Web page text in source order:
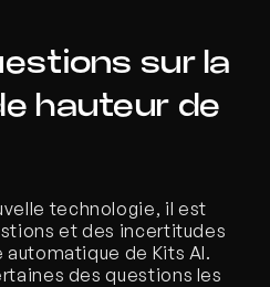
sur la
hauteur de
technologie, il est
et des incertitudes
de Kits AI.
des questions les